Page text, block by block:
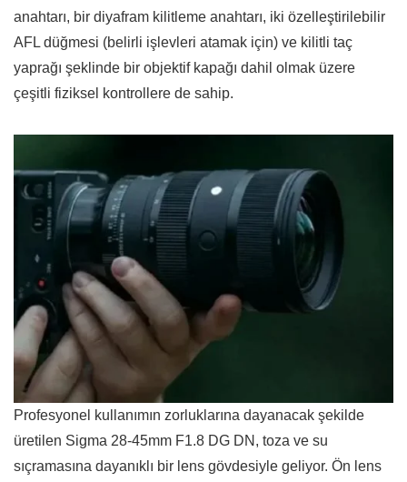
anahtarı, bir diyafram kilitleme anahtarı, iki özelleştirilebilir
AFL düğmesi (belirli işlevleri atamak için) ve kilitli taç
yaprağı şeklinde bir objektif kapağı dahil olmak üzere
çeşitli fiziksel kontrollere de sahip.
Profesyonel kullanımın zorluklarına dayanacak şekilde
üretilen Sigma 28-45mm F1.8 DG DN, toza ve su
sıçramasına dayanıklı bir lens gövdesiyle geliyor. Ön lens